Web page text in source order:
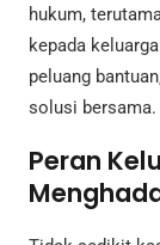
hukum,
kepada
peluang
solusi bersama.
Peran